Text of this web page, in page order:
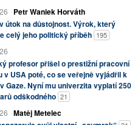
Petr Waniek Horváth
útok na důstojnost. Výrok, který
celý jeho politický příběh 195
profesor přišel o prestižní pracovní
v USA poté, co se veřejně vyjádřil k
Gaze. Nyní mu univerzita vyplatí 250
odškodného 21
Matěj Metelec